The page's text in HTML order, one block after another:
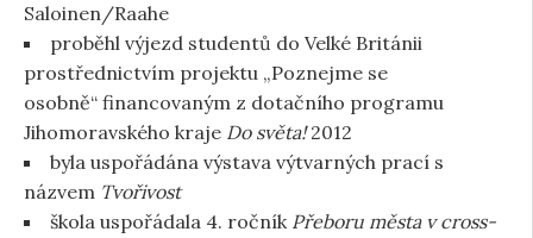
Saloinen/Raahe
proběhl výjezd studentů do Velké Británii
prostřednictvím projektu „Poznejme se
osobně“ financovaným z dotačního programu
Jihomoravského kraje Do světa!2012
byla uspořádána výstava výtvarných prací s
názvem Tvořivost
škola uspořádala 4. ročník Přeboru města v cross-